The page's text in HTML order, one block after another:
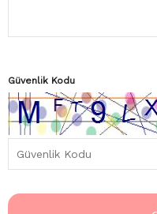
Güvenlik Kodu